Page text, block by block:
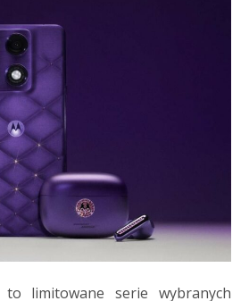
limitowane serie wybranych